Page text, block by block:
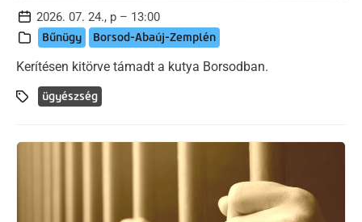
2026. 07. 24., p – 13:00
Bűnügy Borsod-Abaúj-Zemplén
Kerítésen kitörve támadt a kutya Borsodban.
ügyészség